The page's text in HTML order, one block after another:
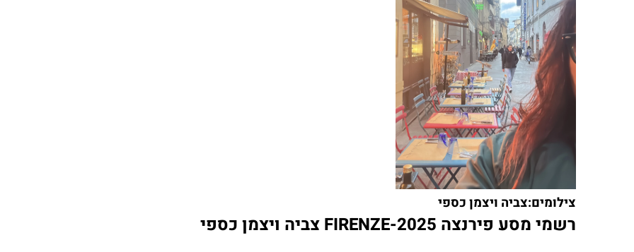
צילומים:צביה ויצמן כספי
רשמי מסע פירנצה FIRENZE-2025 צביה ויצמן כספי